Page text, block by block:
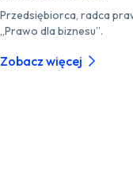
Przedsiębiorca, radca
„Prawo dla biznesu”.
Zobacz więcej